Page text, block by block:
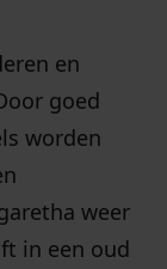
en
goed
worden
weer
in een oud